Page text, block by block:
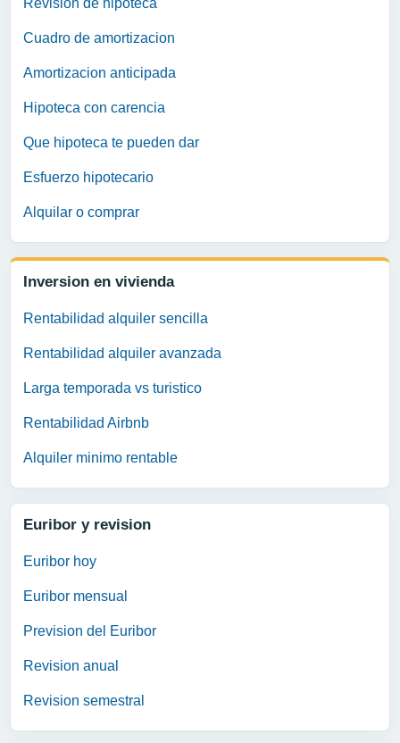
Cuadro de amortizacion
Amortizacion anticipada
Hipoteca con carencia
Que hipoteca te pueden dar
Esfuerzo hipotecario
Alquilar o comprar
Inversion en vivienda
Rentabilidad alquiler sencilla
Rentabilidad alquiler avanzada
Larga temporada vs turistico
Rentabilidad Airbnb
Alquiler minimo rentable
Euribor y revision
Euribor hoy
Euribor mensual
Prevision del Euribor
Revision anual
Revision semestral